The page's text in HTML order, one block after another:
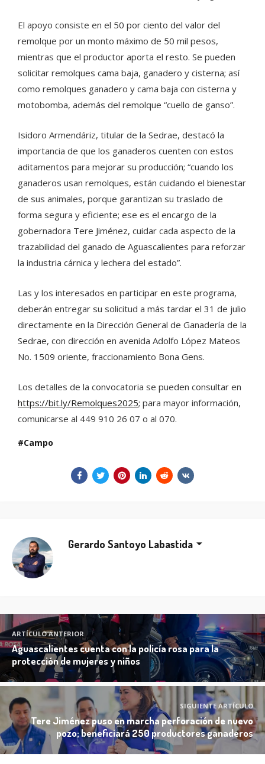
El apoyo consiste en el 50 por ciento del valor del
remolque por un monto máximo de 50 mil pesos,
mientras que el productor aporta el resto. Se pueden
solicitar remolques cama baja, ganadero y cisterna; así
como remolques ganadero y cama baja con cisterna y
motobomba, además del remolque “cuello de ganso”.
Isidoro Armendáriz, titular de la Sedrae, destacó la
importancia de que los ganaderos cuenten con estos
aditamentos para mejorar su producción; “cuando los
ganaderos usan remolques, están cuidando el bienestar
de sus animales, porque garantizan su traslado de
forma segura y eficiente; ese es el encargo de la
gobernadora Tere Jiménez, cuidar cada aspecto de la
trazabilidad del ganado de Aguascalientes para reforzar
la industria cárnica y lechera del estado”.
Las y los interesados en participar en este programa,
deberán entregar su solicitud a más tardar el 31 de julio
directamente en la Dirección General de Ganadería de la
Sedrae, con dirección en avenida Adolfo López Mateos
No. 1509 oriente, fraccionamiento Bona Gens.
Los detalles de la convocatoria se pueden consultar en
https://bit.ly/Remolques2025; para mayor información,
comunicarse al 449 910 26 07 o al 070.
Campo
Gerardo Santoyo Labastida
ARTÍCULO ANTERIOR
Aguascalientes cuenta con la policía rosa para la
protección de mujeres y niños
SIGUIENTE ARTÍCULO
Tere Jiménez puso en marcha perforación de nuevo
pozo; beneficiará 250 productores ganaderos